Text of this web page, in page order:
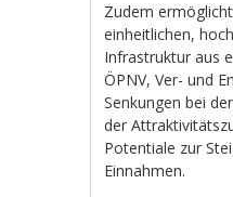
Zudem
einheitlichen,
Infrastruktur aus
ÖPNV, Ver- und
Senkungen bei
der
Potentiale zur
Einnahmen.